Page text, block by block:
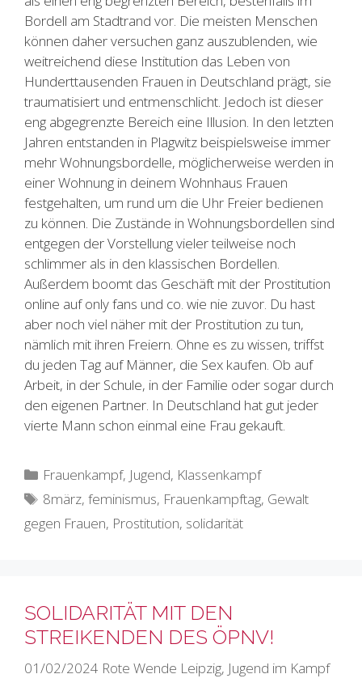
Bordell am Stadtrand vor. Die meisten Menschen
können daher versuchen ganz auszublenden, wie
weitreichend diese Institution das Leben von
Hunderttausenden Frauen in Deutschland prägt, sie
traumatisiert und entmenschlicht. Jedoch ist dieser
eng abgegrenzte Bereich eine Illusion. In den letzten
Jahren entstanden in Plagwitz beispielsweise immer
mehr Wohnungsbordelle, möglicherweise werden in
einer Wohnung in deinem Wohnhaus Frauen
festgehalten, um rund um die Uhr Freier bedienen
zu können. Die Zustände in Wohnungsbordellen sind
entgegen der Vorstellung vieler teilweise noch
schlimmer als in den klassischen Bordellen.
Außerdem boomt das Geschäft mit der Prostitution
online auf only fans und co. wie nie zuvor. Du hast
aber noch viel näher mit der Prostitution zu tun,
nämlich mit ihren Freiern. Ohne es zu wissen, triffst
du jeden Tag auf Männer, die Sex kaufen. Ob auf
Arbeit, in der Schule, in der Familie oder sogar durch
den eigenen Partner. In Deutschland hat gut jeder
vierte Mann schon einmal eine Frau gekauft.
Kategorien
Frauenkampf, Jugend, Klassenkampf
Schlagwörter
8märz,feminismus, Frauenkampftag, Gewalt
gegen Frauen, Prostitution, solidarität
SOLIDARITÄT MIT DEN
STREIKENDEN DES ÖPNV!
01/02/2024 Rote Wende Leipzig, Jugend im Kampf